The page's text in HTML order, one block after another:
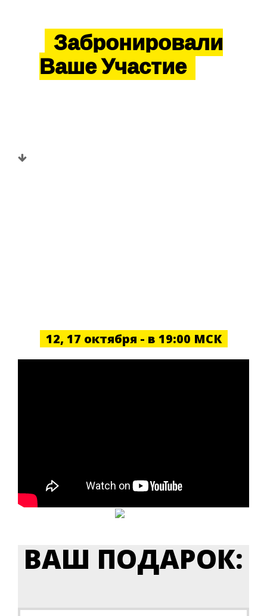
содержанию
Забронировали
Ваше Участие
12, 17 октября - в 19:00 МСК
ВАШ ПОДАРОК: